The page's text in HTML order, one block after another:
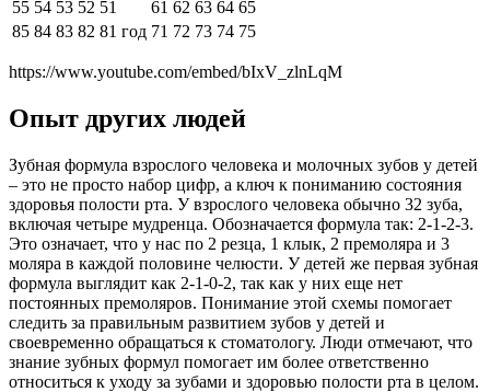
55 54 53 52 51 61 62 63 64 65
85 84 83 82 81 год 71 72 73 74 75
https://www.youtube.com/embed/bIxV_zlnLqM
Опыт других людей
Зубная формула взрослого человека и молочных зубов у детей
– это не просто набор цифр, а ключ к пониманию состояния
здоровья полости рта. У взрослого человека обычно 32 зуба,
включая четыре мудренца. Обозначается формула так: 2-1-2-3.
Это означает, что у нас по 2 резца, 1 клык, 2 премоляра и 3
моляра в каждой половине челюсти. У детей же первая зубная
формула выглядит как 2-1-0-2, так как у них еще нет
постоянных премоляров. Понимание этой схемы помогает
следить за правильным развитием зубов у детей и
своевременно обращаться к стоматологу. Люди отмечают, что
знание зубных формул помогает им более ответственно
относиться к уходу за зубами и здоровью полости рта в целом.